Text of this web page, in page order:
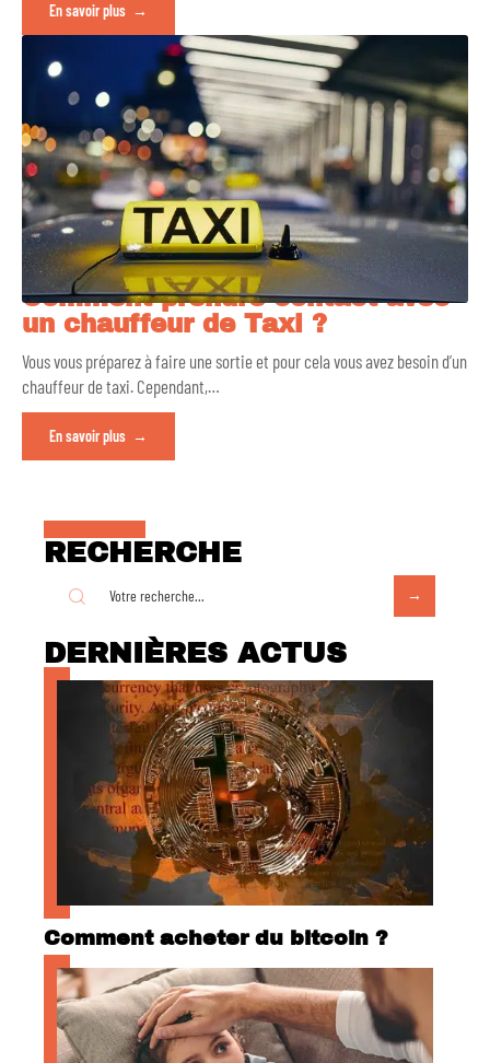
En savoir plus
Comment prendre contact avec
un chauffeur de Taxi ?
Vous vous préparez à faire une sortie et pour cela vous avez besoin d’un
chauffeur de taxi. Cependant,…
En savoir plus
RECHERCHE
DERNIÈRES ACTUS
Comment acheter du bitcoin ?